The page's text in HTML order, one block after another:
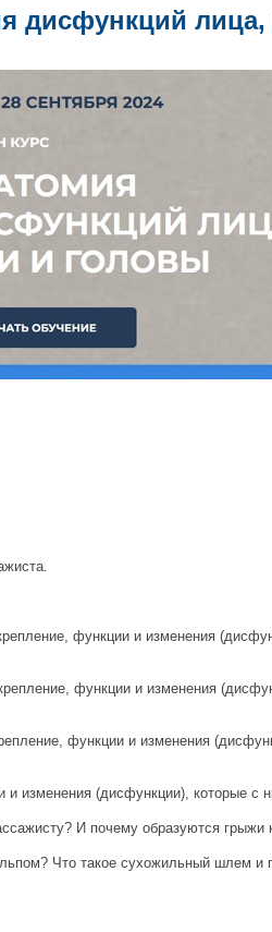
дисфункций
функции и изменения
функции и изменения
функции и изменения
(дисфункции), которые с
И почему образуются грыжи
Что такое сухожильный шлем и